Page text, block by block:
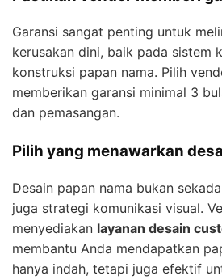
Garansi sangat penting untuk
kerusakan dini, baik pada sistem
konstruksi papan nama. Pilih
memberikan garansi minimal 3
dan pemasangan.
Pilih yang menawarkan
Desain papan nama bukan
juga strategi komunikasi visual.
menyediakan layanan desain
membantu Anda mendapatkan
hanya indah, tetapi juga efektif